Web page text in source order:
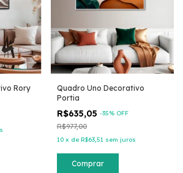
Rory
Quadro Uno Decorativo
Portia
R$635,05 -35% OFF
R$977,00
10 x de R$63,51 sem juros
Comprar